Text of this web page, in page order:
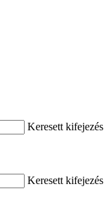
Keresett kifejezés
Keresett kifejezés